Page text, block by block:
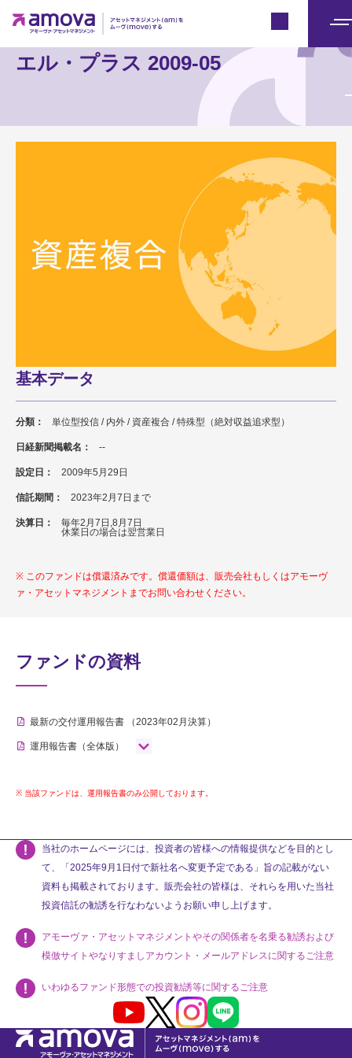
ニ
エル・プラス 2009-05
基本データ
分類： 単位型投信 / 内外 / 資産複合 / 特殊型（絶対収益追求型）
日経新聞掲載名： --
設定日： 2009年5月29日
信託期間： 2023年2月7日まで
決算日：
毎年2月7日,8月7日
休業日の場合は翌営業日
このファンドは償還済みです。償還価額は、販売会社もしくはアモーヴ
ァ・アセットマネジメントまでお問い合わせください。
ファンドの資料
最新の交付運用報告書 （2023年02月決算）
運用報告書（全体版）
当該ファンドは、運用報告書のみ公開しております。
当社のホームページには、投資者の皆様への情報提供などを目的とし
て、「2025年9月1日付で新社名へ変更予定である」旨の記載がない
資料も掲載されております。販売会社の皆様は、それらを用いた当社
投資信託の勧誘を行なわないようお願い申し上げます。
アモーヴァ・アセットマネジメントやその関係者を名乗る勧誘および
模倣サイトやなりすましアカウント・メールアドレスに関するご注意
いわゆるファンド形態での投資勧誘等に関するご注意
Youtube X InstagramLINE